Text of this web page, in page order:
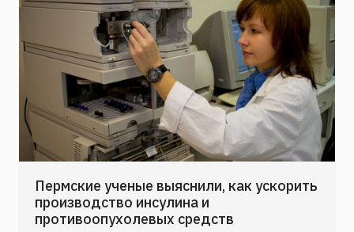
Пермские ученые выяснили, как ускорить
производство инсулина и
противоопухолевых средств